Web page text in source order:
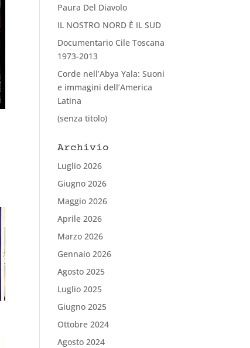
Paura Del Diavolo
IL NOSTRO NORD È IL SUD
Documentario Cile Toscana
1973-2013
Corde nell’Abya Yala: Suoni
e immagini dell’America
Latina
(senza titolo)
Archivio
Luglio 2026
Giugno 2026
Maggio 2026
Aprile 2026
Marzo 2026
Gennaio 2026
Agosto 2025
Luglio 2025
Giugno 2025
Ottobre 2024
Agosto 2024